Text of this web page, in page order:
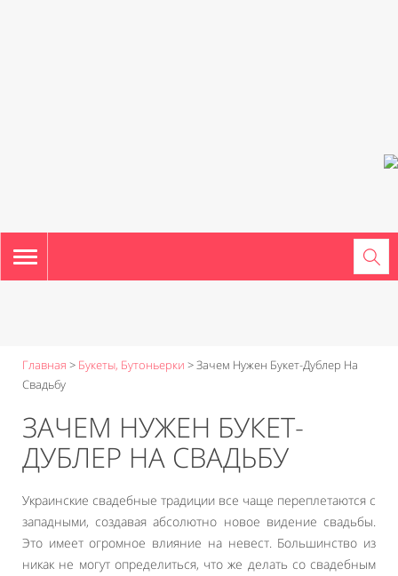
TOGGLE
NAVIGATION
Главная > Букеты, Бутоньерки >Зачем Нужен Букет-Дублер На
Свадьбу
ЗАЧЕМ НУЖЕН БУКЕТ-
ДУБЛЕР НА СВАДЬБУ
Украинские свадебные традиции все чаще переплетаются с
западными, создавая абсолютно новое видение свадьбы.
Это имеет огромное влияние на невест. Большинство из
никак не могут определиться, что же делать со свадебным